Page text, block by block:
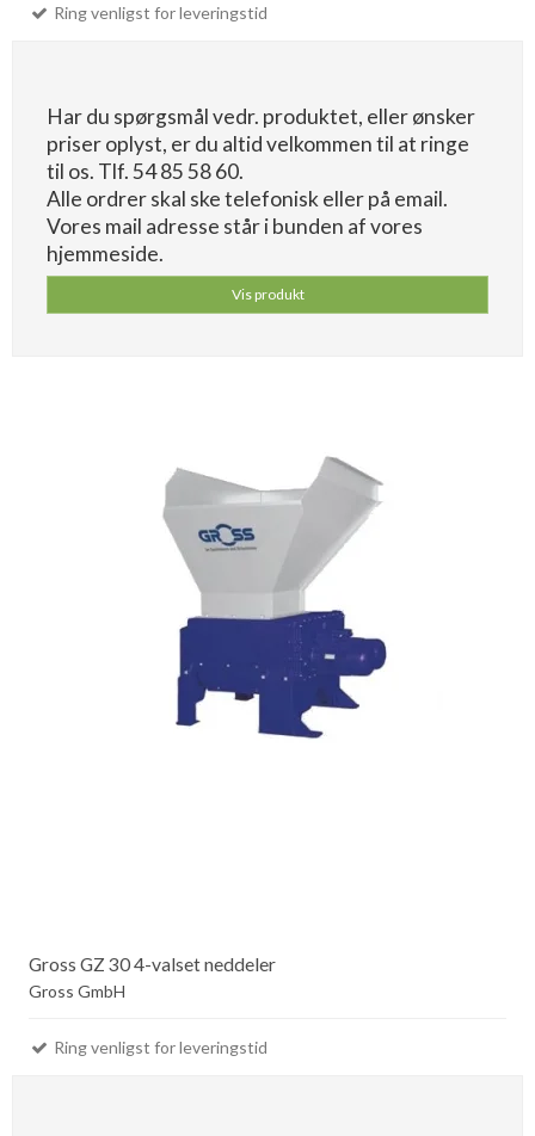
Ring venligst for leveringstid
Har du spørgsmål vedr. produktet, eller ønsker
priser oplyst, er du altid velkommen til at ringe
til os. Tlf. 54 85 58 60.
Alle ordrer skal ske telefonisk eller på email.
Vores mail adresse står i bunden af vores
hjemmeside.
Vis produkt
Gross GZ 30 4-valset neddeler
Gross GmbH
Ring venligst for leveringstid